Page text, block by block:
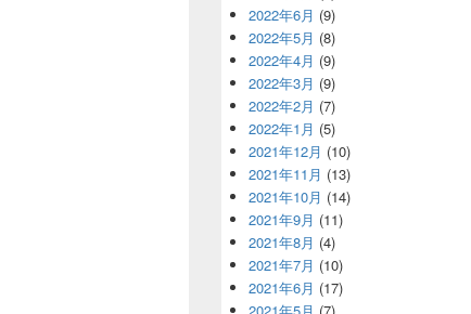
2022年6月 (9)
2022年5月 (8)
2022年4月 (9)
2022年3月 (9)
2022年2月 (7)
2022年1月 (5)
2021年12月 (10)
2021年11月 (13)
2021年10月 (14)
2021年9月 (11)
2021年8月 (4)
2021年7月 (10)
2021年6月 (17)